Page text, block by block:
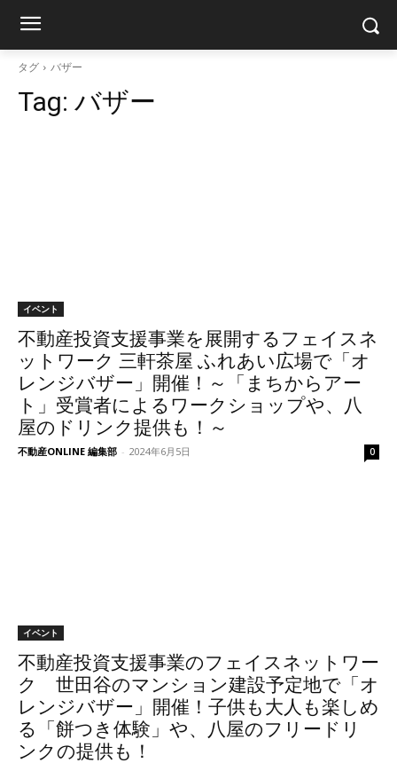
タグ バザー
Tag: バザー
イベント
不動産投資支援事業を展開するフェイスネ
ットワーク 三軒茶屋 ふれあい広場で「オ
レンジバザー」開催！～「まちからアー
ト」受賞者によるワークショップや、八
屋のドリンク提供も！～
不動産ONLINE 編集部 - 2024年6月5日 0
イベント
不動産投資支援事業のフェイスネットワー
ク 世田谷のマンション建設予定地で「オ
レンジバザー」開催！子供も大人も楽しめ
る「餅つき体験」や、八屋のフリードリ
ンクの提供も！